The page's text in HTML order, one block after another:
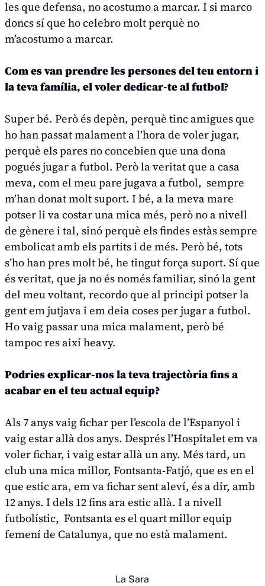
les que defensa, no acostumo a marcar. I si marco
doncs sí que ho celebro molt perquè no
m’acostumo a marcar.
Com es van prendre les persones del teu entorn i
la teva família, el voler dedicar-te al futbol?
Super bé. Però és depèn, perquè tinc amigues que
ho han passat malament a l’hora de voler jugar,
perquè els pares no concebien que una dona
pogués jugar a futbol. Però la veritat que a casa
meva, com el meu pare jugava a futbol, ​ sempre
m’han donat molt suport. I bé, a la meva mare
potser li va costar una mica més, però no a nivell
de gènere i tal, sinó perquè els findes estàs sempre
embolicat amb els partits i de més. Però bé, tots
s’ho han pres molt bé, he tingut força suport. Sí que
és veritat, que ja no és només familiar, sinó la gent
del meu voltant, recordo que al principi potser la
gent em jutjava i em deia coses per jugar a futbol.
Ho vaig passar una mica malament, però bé
tampoc res així heavy.
Podries explicar-nos la teva trajectòria fins a
acabar en el teu actual equip?
Als 7 anys vaig fichar per l’escola de l’Espanyol i
vaig estar allà dos anys. Després l’Hospitalet em va
voler fichar, i vaig estar allà un any. Més tard, un
club una mica millor, Fontsanta-Fatjó, que es en el
que estic ara, em va fichar sent aleví, és a dir, amb
12 anys. I dels 12 fins ara estic allà. I a nivell
futbolístic, Fontsanta es el quart millor equip
femení de Catalunya, que no està malament.
La Sara